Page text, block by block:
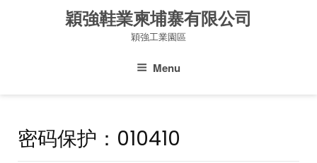
穎強鞋業柬埔寨有限公司
穎強工業園區
Menu
密码保护：010410